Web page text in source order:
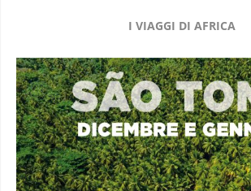
I VIAGGI DI AFRICA